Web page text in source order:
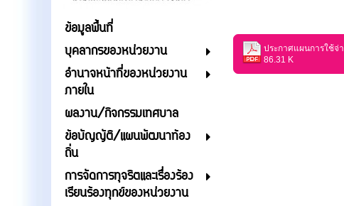
ข้อมูลพื้นที่
บุคลากรของหน่วยงาน
อำนาจหน้าที่ของหน่วยงาน
ภายใน
ผลงาน/กิจกรรมเทศบาล
ข้อบัญญัติ/แผนพัฒนาท้อง
ถิ่น
การจัดการทุจริตและเรื่องร้อง
เรียนร้องทุกข์ของหน่วยงาน
86.31 K